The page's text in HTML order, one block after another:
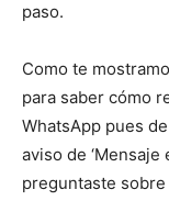
paso.
Como te
para saber cómo
WhatsApp pues
aviso de
preguntaste